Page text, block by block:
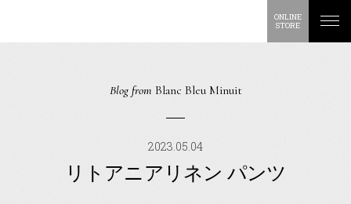
ONLINE
STORE
Blog from Blanc Bleu Minuit
2023.05.04
リトアニアリネン パンツ